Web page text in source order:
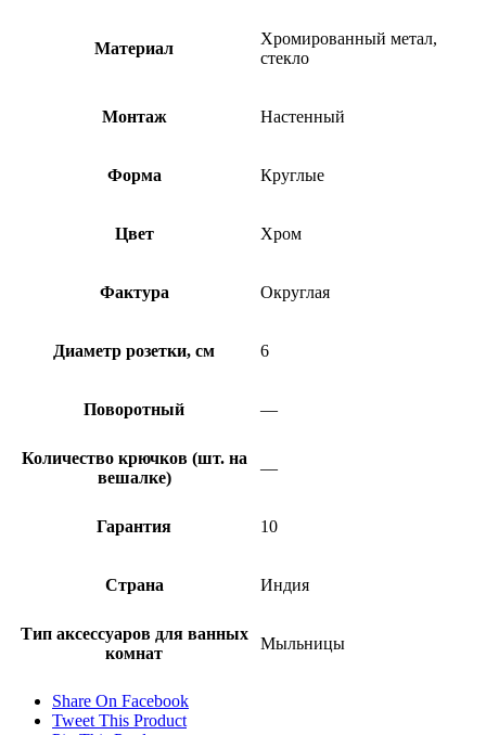
Материал
Хромированный метал,
стекло
Монтаж Настенный
Форма Круглые
Цвет Хром
Фактура Округлая
Диаметр розетки, см 6
Поворотный —
Количество крючков (шт. на
вешалке)
—
Гарантия 10
Страна Индия
Тип аксессуаров для ванных
комнат
Мыльницы
Share On Facebook
Tweet This Product